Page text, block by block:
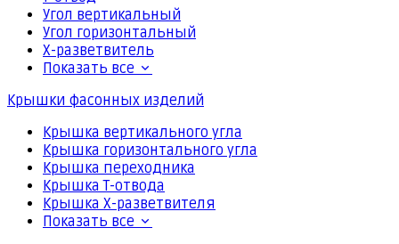
Угол вертикальный
Угол горизонтальный
Х-разветвитель
Показать все
Крышки фасонных изделий
Крышка вертикального угла
Крышка горизонтального угла
Крышка переходника
Крышка Т-отвода
Крышка Х-разветвителя
Показать все